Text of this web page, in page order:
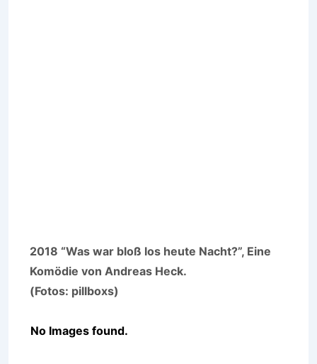
2018 “Was war bloß los heute Nacht?”, Eine
Komödie von Andreas Heck.
(Fotos: pillboxs)
No Images found.